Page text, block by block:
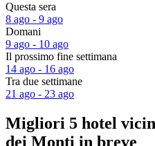
Questa sera
8 ago - 9 ago
Domani
9 ago - 10 ago
Il prossimo fine settimana
14 ago - 16 ago
Tra due settimane
21 ago - 23 ago
Migliori 5 hotel
dei Monti in breve